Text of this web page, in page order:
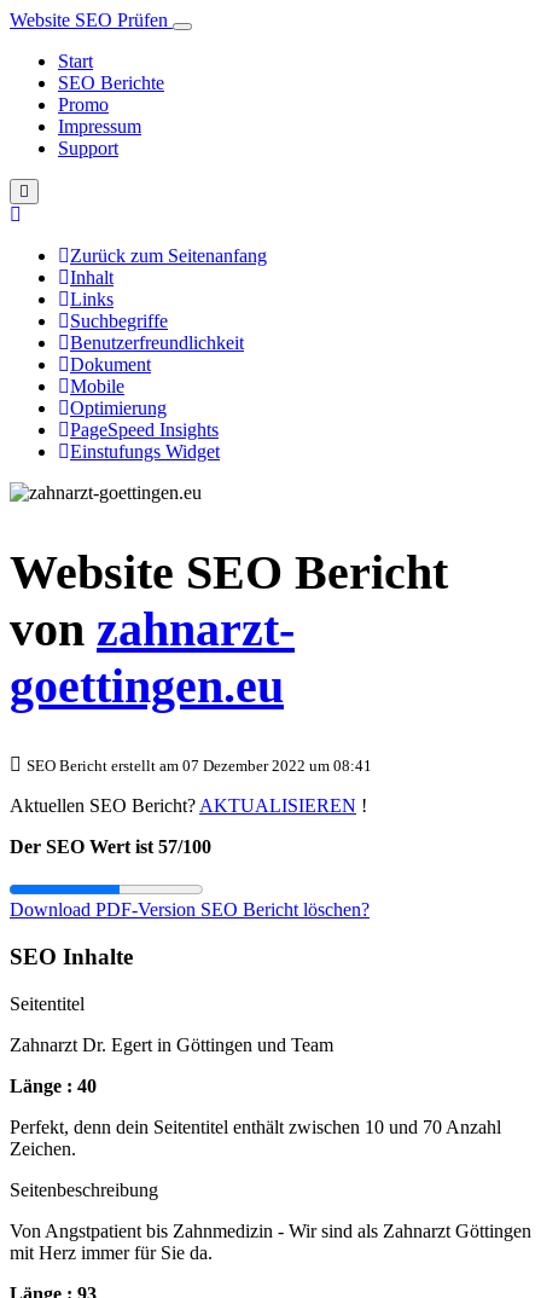
Website SEO Prüfen
Start
SEO Berichte
Promo
Impressum
Support
Zurück zum Seitenanfang
Inhalt
Links
Suchbegriffe
Benutzerfreundlichkeit
Dokument
Mobile
Optimierung
PageSpeed Insights
Einstufungs Widget
Website SEO Bericht
von zahnarzt-
goettingen.eu
SEO Bericht erstellt am 07 Dezember 2022 um 08:41
Aktuellen SEO Bericht? AKTUALISIEREN !
Der SEO Wert ist 57/100
Download PDF-Version SEO Bericht löschen?
SEO Inhalte
Seitentitel
Zahnarzt Dr. Egert in Göttingen und Team
Länge : 40
Perfekt, denn dein Seitentitel enthält zwischen 10 und 70 Anzahl
Zeichen.
Seitenbeschreibung
Von Angstpatient bis Zahnmedizin - Wir sind als Zahnarzt Göttingen
mit Herz immer für Sie da.
Länge : 93